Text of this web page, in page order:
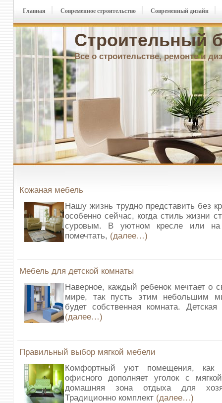
Строительный
Все о строительстве, ремонте и
Главная Современное строительство Современный дизайн
Кожаная мебель
Нашу жизнь трудно представить без
особенно сейчас, когда стиль жизни
суровым. В уютном кресле или
помечтать, (далее…)
Мебель для детской комнаты
Наверное, каждый ребенок мечтает о
мире, так пусть этим небольшим
будет собственная комната.
(далее…)
Правильный выбор мягкой мебели
Комфортный уют помещения, как
офисного дополняет уголок с
домашняя зона отдыха для
Традиционно комплект (далее…)